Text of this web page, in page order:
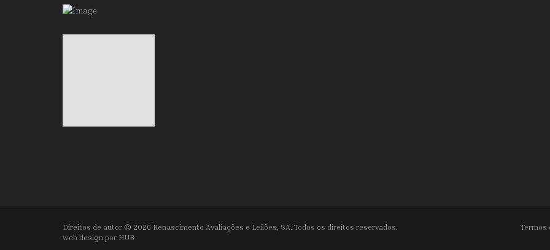
Direitos de autor © 2026 Renascimento Avaliações e Leilões, SA. Todos os direitos reservados.
web design por HUB
Termos